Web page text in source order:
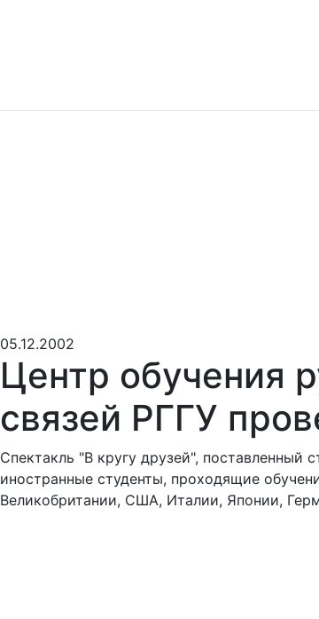
05.12.2002
Центр обучения
связей РГГУ
Спектакль "В кругу друзей",
иностранные студенты, проходящие
Великобритании, США, Италии, Японии,